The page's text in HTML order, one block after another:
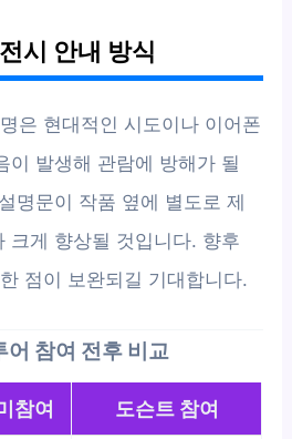
시 안내 방식
은 현대적인 시도이나 이어폰
이 발생해 관람에 방해가 될
명문이 작품 옆에 별도로 제
크게 향상될 것입니다. 향후
점이 보완되길 기대합니다.
어 참여 전후 비교
참여 도슨트 참여